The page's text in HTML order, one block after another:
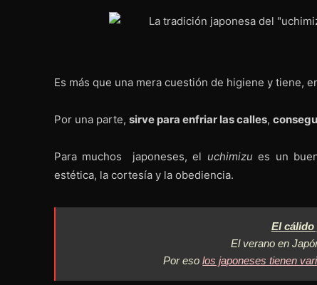
Es más que una mera cuestión de higiene y tiene,
Por una parte, sirve para enfriar las calles,
Para muchos japoneses, el uchimizu es un
estética, la cortesía y la obediencia.
El cálido
El verano en
Por esolos japoneses tienen